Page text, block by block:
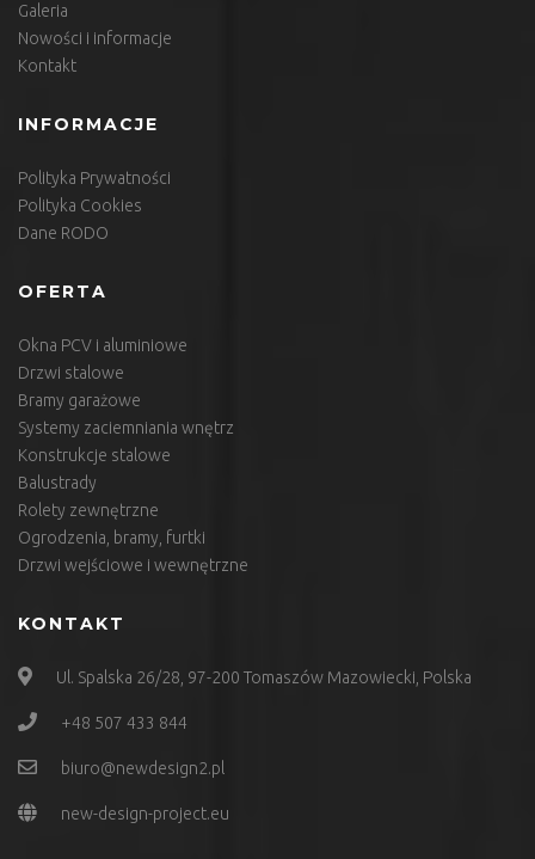
Galeria
Nowości i informacje
Kontakt
INFORMACJE
Polityka Prywatności
Polityka Cookies
Dane RODO
OFERTA
Okna PCV i aluminiowe
Drzwi stalowe
Bramy garażowe
Systemy zaciemniania wnętrz
Konstrukcje stalowe
Balustrady
Rolety zewnętrzne
Ogrodzenia, bramy, furtki
Drzwi wejściowe i wewnętrzne
KONTAKT
Ul. Spalska 26/28, 97-200 Tomaszów Mazowiecki, Polska
+48 507 433 844
biuro@newdesign2.pl
new-design-project.eu